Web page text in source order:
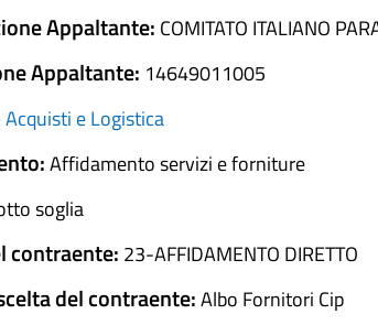
Appaltante: COMITATO ITALIANO
Appaltante: 14649011005
Acquisti e Logistica
Affidamento servizi e forniture
soglia
contraente: 23-AFFIDAMENTO DIRETTO
del contraente:Albo Fornitori Cip